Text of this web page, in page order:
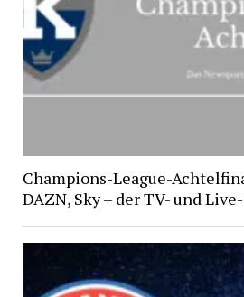
Champions-League-
DAZN, Sky – der TV- und